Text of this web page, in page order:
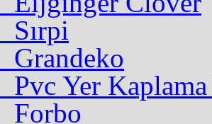
Sırpi
Grandeko
Pvc Yer
Forbo